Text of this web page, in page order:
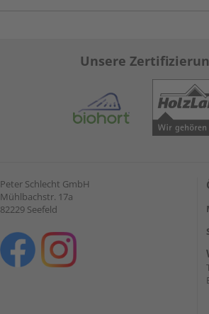
Unsere
Peter Schlecht GmbH
Mühlbachstr. 17a
82229 Seefeld